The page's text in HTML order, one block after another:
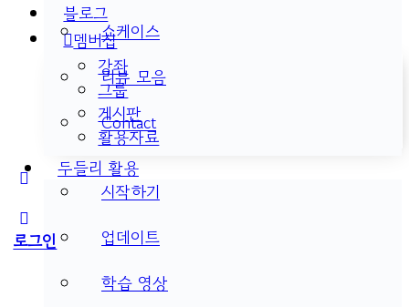
블로그
멤버십
강좌
그룹
게시판
활용자료
More
options
로그인
쇼케이스
리뷰 모음
Contact
두들리 활용
시작하기
업데이트
학습 영상